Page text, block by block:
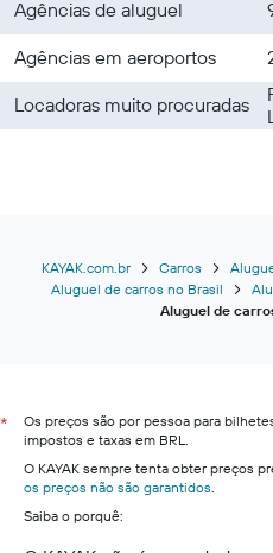
Agências de aluguel
Agências em aeroportos
Locadoras muito procuradas
KAYAK.com.br Carros
Aluguel de carros no Brasil
Aluguel de
*
Os preços são por pessoa para
impostos e taxas em BRL.
O KAYAK sempre tenta obter preços
os preços não são garantidos
Saiba o porquê: